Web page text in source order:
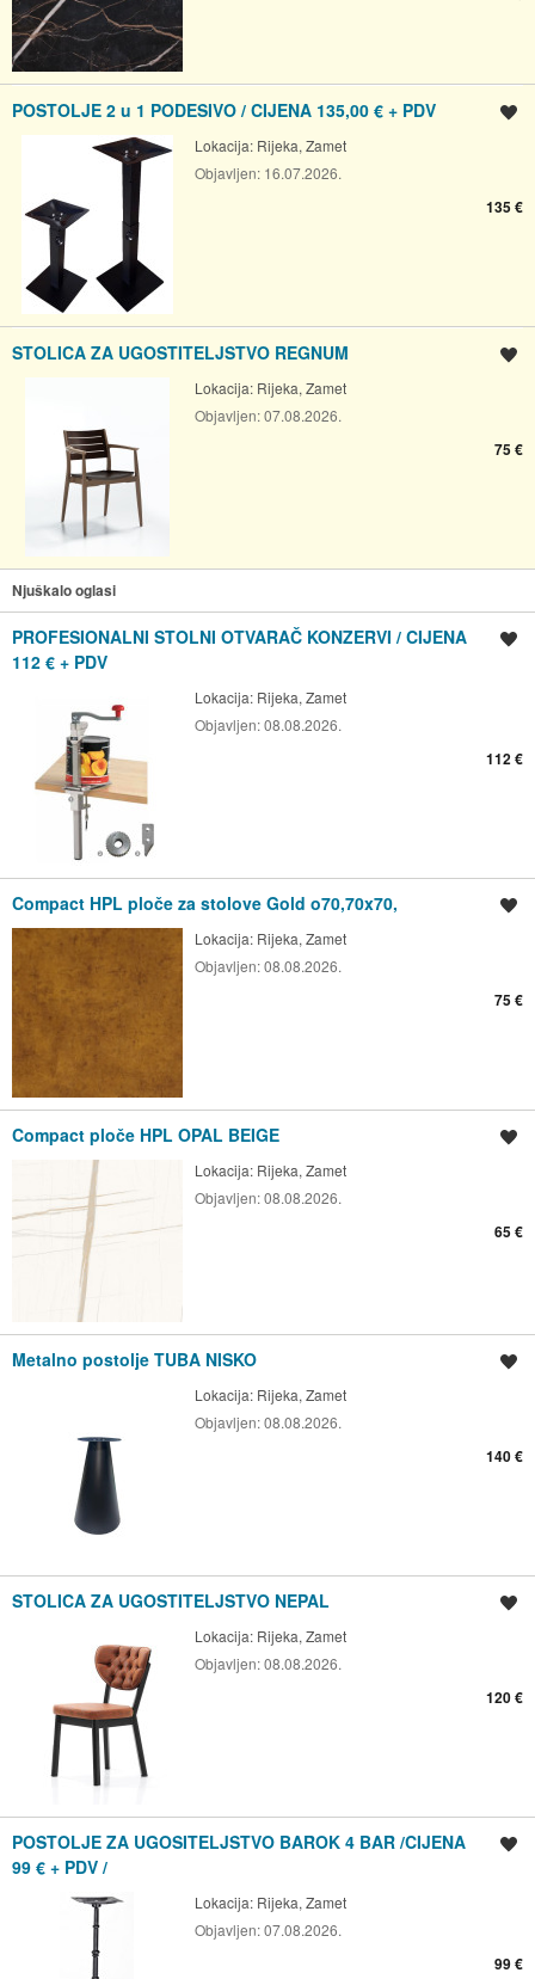
POSTOLJE 2 u 1 PODESIVO / CIJENA 135,00 € + PDV
Lokacija: Rijeka, Zamet
Objavljen: 16.07.2026.
135 €
STOLICA ZA UGOSTITELJSTVO REGNUM
Lokacija: Rijeka, Zamet
Objavljen:07.08.2026.
75 €
Njuškalo oglasi
PROFESIONALNI STOLNI OTVARAČ KONZERVI / CIJENA
112 € + PDV
Lokacija: Rijeka, Zamet
Objavljen:08.08.2026.
112 €
Compact HPL ploče za stolove Gold o70,70x70,
Lokacija: Rijeka, Zamet
Objavljen:08.08.2026.
75 €
Compact ploče HPL OPAL BEIGE
Lokacija: Rijeka, Zamet
Objavljen:08.08.2026.
65 €
Metalno postolje TUBA NISKO
Lokacija: Rijeka, Zamet
Objavljen:08.08.2026.
140 €
STOLICA ZA UGOSTITELJSTVO NEPAL
Lokacija: Rijeka, Zamet
Objavljen:08.08.2026.
120 €
POSTOLJE ZA UGOSITELJSTVO BAROK 4 BAR /CIJENA
99 € + PDV /
Lokacija: Rijeka, Zamet
Objavljen:07.08.2026.
99 €